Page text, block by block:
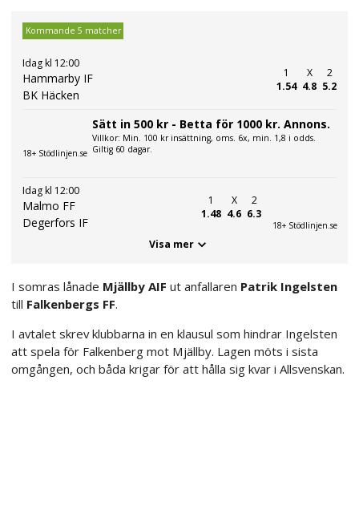
Kommande 5 matcher
Idag kl 12:00
Hammarby IF
BK Häcken
1
1.54
X
4.8
2
5.2
18+ Stödlinjen.se
Sätt in 500 kr - Betta för 1000 kr. Annons.
Villkor: Min. 100 kr insättning, oms. 6x, min. 1,8 i odds.
Giltig 60 dagar.
Idag kl 12:00
Malmo FF
Degerfors IF
1
1.48
X
4.6
2
6.3
18+ Stödlinjen.se
Visa mer
I somras lånade Mjällby AIF ut anfallaren Patrik Ingelsten
till Falkenbergs FF.
I avtalet skrev klubbarna in en klausul som hindrar Ingelsten
att spela för Falkenberg mot Mjällby. Lagen möts i sista
omgången, och båda krigar för att hålla sig kvar i Allsvenskan.